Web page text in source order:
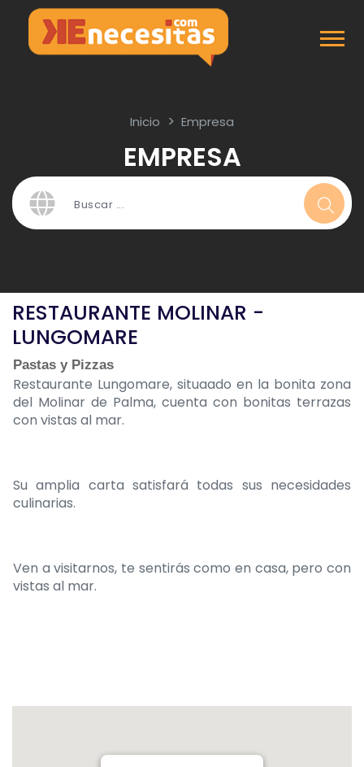
Inicio Empresa
EMPRESA
RESTAURANTE MOLINAR -
LUNGOMARE
Pastas y Pizzas
Restaurante Lungomare, situaado en la bonita zona
del Molinar de Palma, cuenta con bonitas terrazas
con vistas al mar.
Su amplia carta satisfará todas sus necesidades
culinarias.
Ven a visitarnos, te sentirás como en casa, pero con
vistas al mar.